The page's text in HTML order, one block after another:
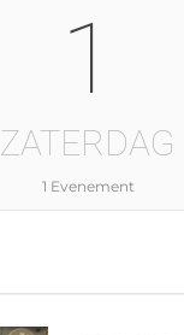
1
ZATERDAG
1 Evenement